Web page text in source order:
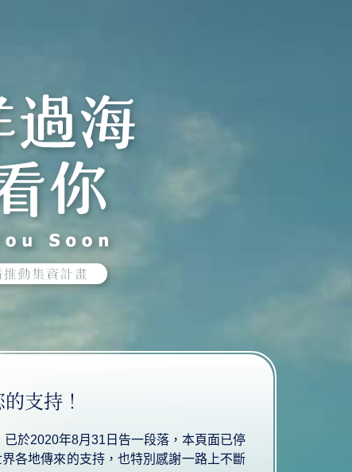
支持！
已於2020年8月31日告一段落，本頁面已停
各地傳來的支持，也特別感謝一路上不斷